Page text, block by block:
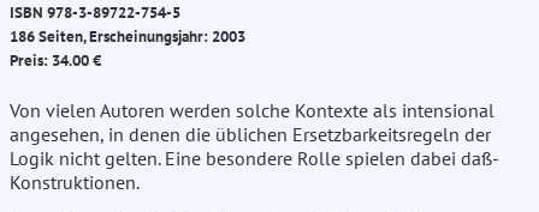
ISBN 978-3-89722-754-5
186 Seiten, Erscheinungsjahr: 2003
Preis: 34.00 €
Von vielen Autoren werden solche Kontexte als intensional
angesehen, in denen die üblichen Ersetzbarkeitsregeln der
Logik nicht gelten. Eine besondere Rolle spielen dabei daß-
Konstruktionen.